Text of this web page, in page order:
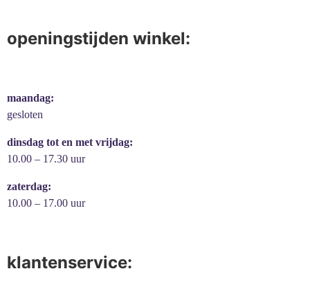
openingstijden winkel:
maandag:
gesloten
dinsdag tot en met vrijdag:
10.00 – 17.30 uur
zaterdag:
10.00 – 17.00 uur
klantenservice: